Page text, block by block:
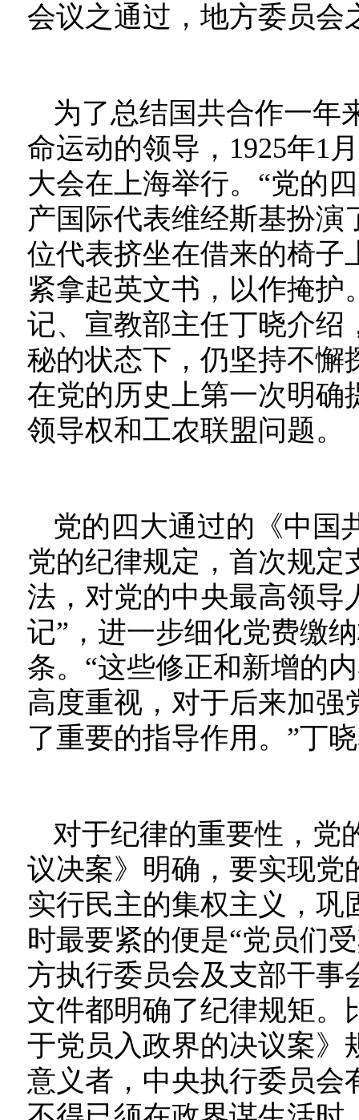
会议之通过，地方委员会
为了总结国共合作一年
命运动的领导，1925年1
大会在上海举行。“党的
产国际代表维经斯基扮演
位代表挤坐在借来的椅子
紧拿起英文书，以作掩护
记、宣教部主任丁晓介绍
秘的状态下，仍坚持不懈
在党的历史上第一次明确
领导权和工农联盟问题。
党的四大通过的《中国
党的纪律规定，首次规定
法，对党的中央最高领导
记”，进一步细化党费缴
条。“这些修正和新增的
高度重视，对于后来加强
了重要的指导作用。”丁
对于纪律的重要性，党
议决案》明确，要实现党
实行民主的集权主义，巩
时最要紧的便是“党员们
方执行委员会及支部干事
文件都明确了纪律规矩。
于党员入政界的决议案》
意义者，中央执行委员会